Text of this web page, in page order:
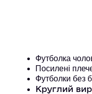
Футболка
Посилені
Футболки без
Круглий